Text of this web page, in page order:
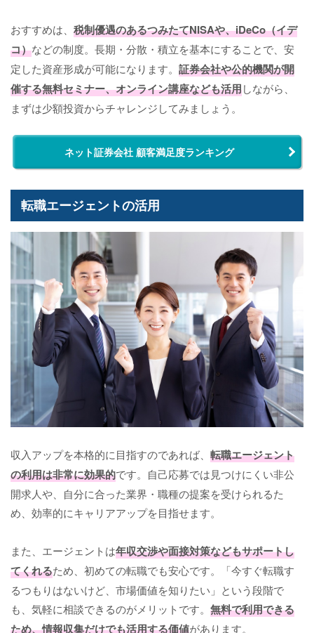
おすすめは、 税制優遇のあるつみたてNISAや、iDeCo（イデ
コ）などの制度。長期・分散・積立を基本にすることで、安
定した資産形成が可能になります。 証券会社や公的機関が開
催する無料セミナー、オンライン講座なども活用しながら、
まずは少額投資からチャレンジしてみましょう。
ネット証券会社 顧客満足度ランキング
転職エージェントの活用
収入アップを本格的に目指すのであれば、 転職エージェント
の利用は非常に効果的です。自己応募では見つけにくい非公
開求人や、自分に合った業界・職種の提案を受けられるた
め、効率的にキャリアアップを目指せます。
また、エージェントは年収交渉や面接対策などもサポートし
てくれるため、初めての転職でも安心です。「今すぐ転職す
るつもりはないけど、市場価値を知りたい」という段階で
も、気軽に相談できるのがメリットです。 無料で利用できる
ため、情報収集だけでも活用する価値があります。